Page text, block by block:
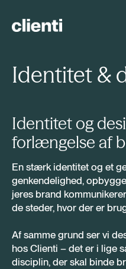
Identitet &
Identitet og
forlængelse af
En stærk identitet og et
genkendelighed,
jeres brand
de steder, hvor der er
Af samme grund ser vi
hos Clienti – det er i lige
disciplin, der skal binde